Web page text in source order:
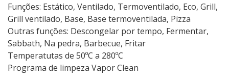
Funções: Estático, Ventilado, Termoventilado, Eco, Grill,
Grill ventilado, Base, Base termoventilada, Pizza
Outras funções: Descongelar por tempo, Fermentar,
Sabbath, Na pedra, Barbecue, Fritar
Temperatutas de 50ºC a 280ºC
Programa de limpeza Vapor Clean